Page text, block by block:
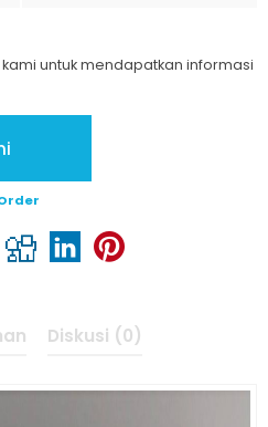
untuk mendapatkan informasi
Diskusi (0)